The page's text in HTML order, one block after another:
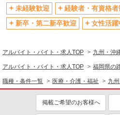
時給1450円〜
通費全支給(ガソリ
久留米市花畑
キープ
派遣社員
株式会社kotrio /●FK-H-2012226
西鉄久留米駅｜
い有料住宅の介護♪
時給1450円〜
未経験歓迎
経験者・有資格者
新卒・第二新卒歓迎
女性活躍
アルバイト・バイト・求人TOP 九州・沖
アルバイト・バイト・求人TOP 福岡県の
職種・条件一覧 医療・介護・福祉 九
掲載ご希望のお客様へ